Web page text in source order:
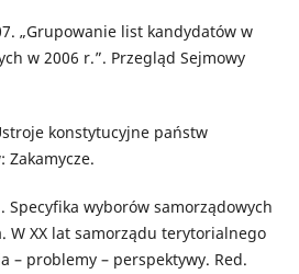
„Grupowanie list kandydatów w
w 2006 r.”. Przegląd Sejmowy
konstytucyjne państw
Zakamycze.
Specyfika wyborów samorządowych
W XX lat samorządu terytorialnego
– problemy – perspektywy. Red.